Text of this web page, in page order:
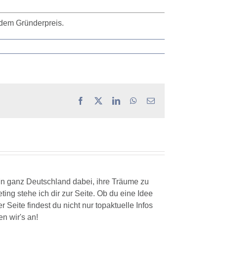
Gründerpreis.
Facebook LinkedInWhatsApp
E-
ganz Deutschland dabei, ihre Träume zu
stehe ich dir zur Seite. Ob du eine Idee
Seite findest du nicht nur topaktuelle Infos
wir's an!